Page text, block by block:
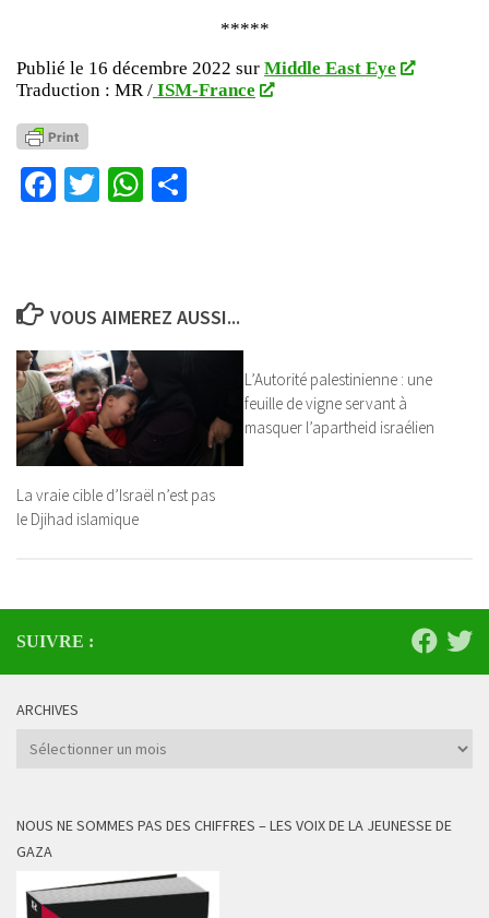
*****
Publié le 16 décembre 2022 sur Middle East Eye
Traduction : MR / ISM-France
Facebook
TwitterWhatsApp
VOUS AIMEREZ AUSSI...
La vraie cible d’Israël n’est pas
le Djihad islamique
L’Autorité palestinienne : une
feuille de vigne servant à
masquer l’apartheid israélien
SUIVRE :
ARCHIVES
Archives
NOUS NE SOMMES PAS DES CHIFFRES – LES VOIX DE LA JEUNESSE DE
GAZA